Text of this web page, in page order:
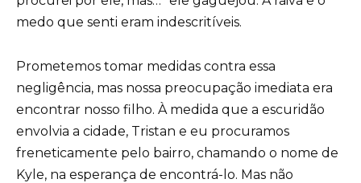
medo que senti eram indescritíveis.
Prometemos tomar medidas contra essa
negligência, mas nossa preocupação imediata era
encontrar nosso filho. À medida que a escuridão
envolvia a cidade, Tristan e eu procuramos
freneticamente pelo bairro, chamando o nome de
Kyle, na esperança de encontrá-lo. Mas não